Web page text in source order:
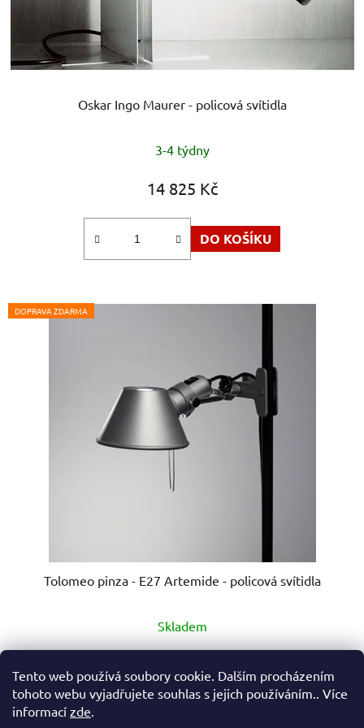
Tento web používá soubory cookie. Dalším procházením
tohoto webu vyjadřujete souhlas s jejich používáním.. Více
informací zde.
Oskar Ingo Maurer - policová svítidla
hodnocení
produktu
5,0
3-4 týdny
14 825 Kč
DO KOŠÍKU
DOPRAVA ZDARMA
Tolomeo pinza - E27 Artemide - policová svítidla
hodnocení
produktu
je
5,0
Skladem